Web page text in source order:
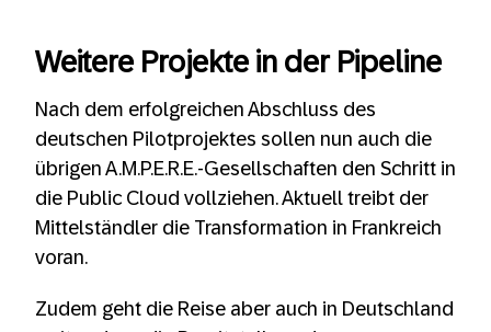
Weitere Projekte in der Pipeline
Nach dem erfolgreichen Abschluss des
deutschen Pilotprojektes sollen nun auch die
übrigen A.M.P.E.R.E.-Gesellschaften den Schritt in
die Public Cloud vollziehen. Aktuell treibt der
Mittelständler die Transformation in Frankreich
voran.
Zudem geht die Reise aber auch in Deutschland